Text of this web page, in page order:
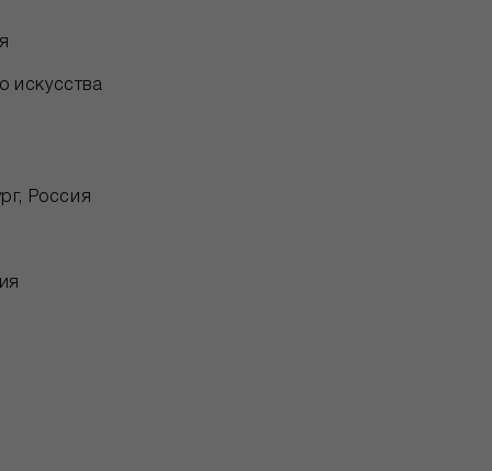
искусства
Россия